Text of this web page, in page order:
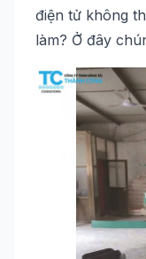
điện tử không
làm? Ở đây